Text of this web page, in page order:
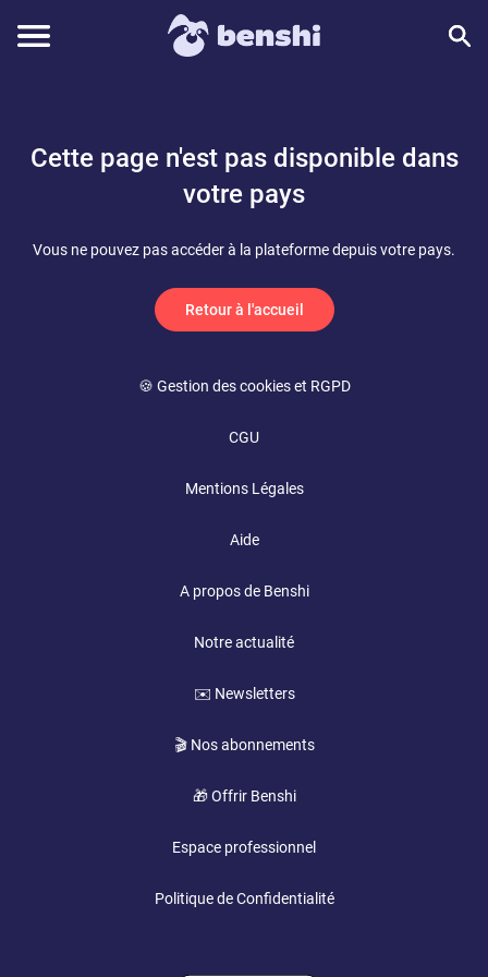
Cette page n'est pas disponible dans
votre pays
Vous ne pouvez pas accéder à la plateforme depuis votre pays.
Retour à l'accueil
🍪 Gestion des cookies et RGPD
CGU
Mentions Légales
Aide
A propos de Benshi
Notre actualité
✉️ Newsletters
🎬 Nos abonnements
🎁 Offrir Benshi
Espace professionnel
Politique de Confidentialité